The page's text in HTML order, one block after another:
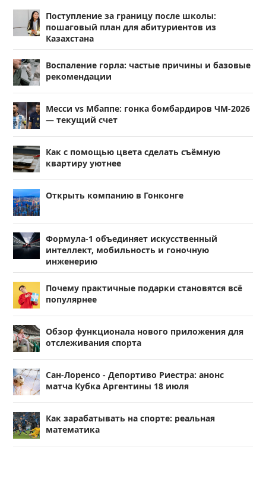
Поступление за границу после школы:
пошаговый план для абитуриентов из
Казахстана
Воспаление горла: частые причины и базовые
рекомендации
Месси vs Мбаппе: гонка бомбардиров ЧМ-2026
— текущий счет
Как с помощью цвета сделать съёмную
квартиру уютнее
Открыть компанию в Гонконге
Формула-1 объединяет искусственный
интеллект, мобильность и гоночную
инженерию
Почему практичные подарки становятся всё
популярнее
Обзор функционала нового приложения для
отслеживания спорта
Сан-Лоренсо - Депортиво Риестра: анонс
матча Кубка Аргентины 18 июля
Как зарабатывать на спорте: реальная
математика